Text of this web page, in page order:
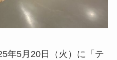
年5月20日（火）に「テ